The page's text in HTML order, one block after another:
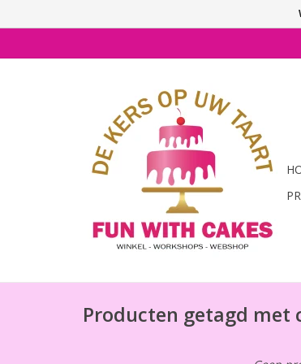
Producten getagd met